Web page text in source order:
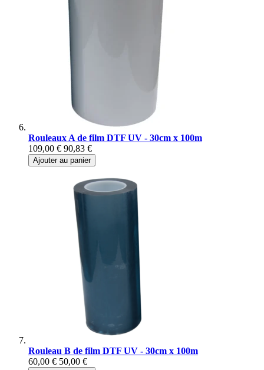
Rouleaux A de film DTF UV - 30cm x 100m
109,00 € 90,83 €
Ajouter au panier
Rouleau B de film DTF UV - 30cm x 100m
60,00 € 50,00 €